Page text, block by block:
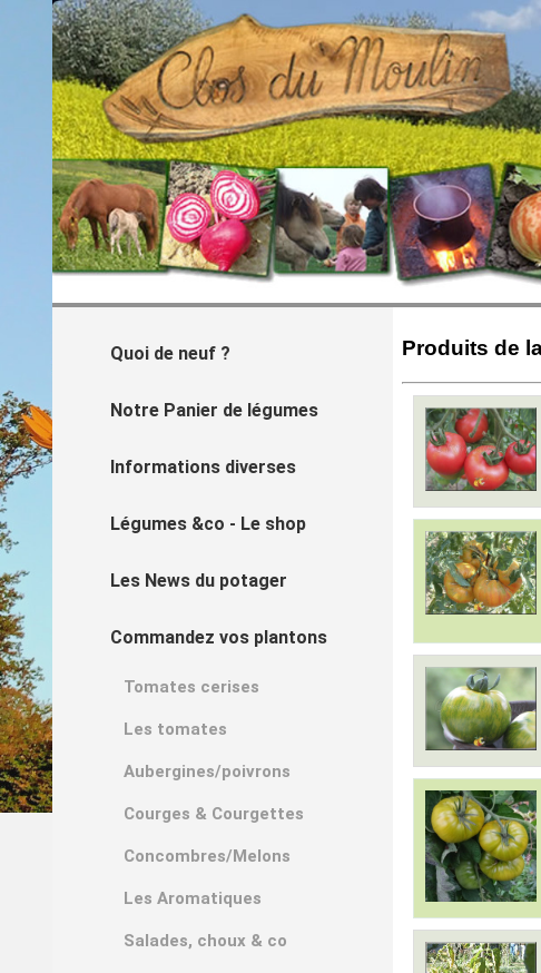
Quoi de neuf ?
Notre Panier de légumes
Informations diverses
Légumes &co - Le shop
Les News du potager
Commandez vos plantons
Tomates cerises
Les tomates
Aubergines/poivrons
Courges & Courgettes
Concombres/Melons
Les Aromatiques
Salades, choux & co
Produits de